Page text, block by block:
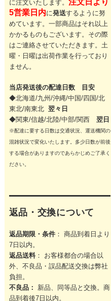
に注文いたします。 注文日より
5営業日内に発送するように努
めています。一部商品はそれ以上
かかるものもございます。その際
はご連絡させていただきます。 土
曜・日曜は出荷作業を行っており
ません。
当店発送後の配達日数 目安
◆北海道/九州/沖縄/中国/四国/北
東北/南東北 翌々日
◆関東/信越/北陸/中部/関西 翌日
※配達に要する日数は交通状況、運送機関の
混雑状況で変化いたします。多少日数が前後
する場合がありますのであらかじめご了承く
ださい。
返品・交換について
返品期限・条件： 商品到着日より
7日以内。
返品送料： お客様都合の場合以
外、不良品・誤品配送交換は弊社
負担。
不良品：
新品、同等品と交換。商
品到着後7日以内。